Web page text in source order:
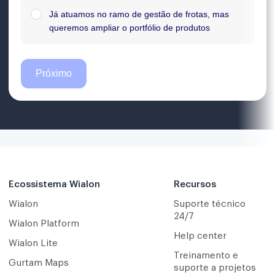
Ecossistema Wialon
Wialon
Wialon Platform
Wialon Lite
Gurtam Maps
Recursos
Suporte técnico
24/7
Help center
Treinamento e
suporte a projetos